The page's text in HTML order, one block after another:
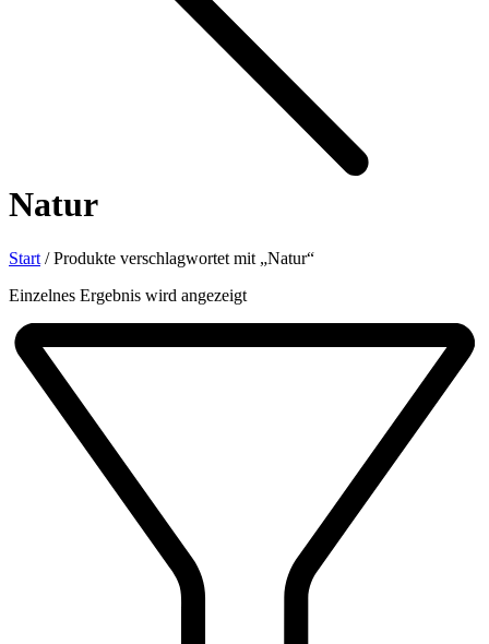
Natur
Start /Produkte verschlagwortet mit „Natur“
Einzelnes Ergebnis wird angezeigt